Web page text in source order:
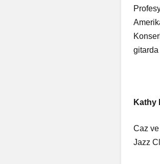
Kathy
Caz
Jazz